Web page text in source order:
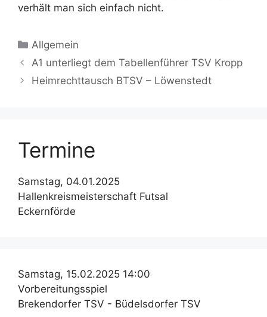
verhält man sich einfach nicht.
Kategorien
Allgemein
A1 unterliegt dem Tabellenführer TSV Kropp
Heimrechttausch BTSV – Löwenstedt
Termine
Samstag, 04.01.2025
Hallenkreismeisterschaft Futsal
Eckernförde
Samstag, 15.02.2025 14:00
Vorbereitungsspiel
Brekendorfer TSV - Büdelsdorfer TSV